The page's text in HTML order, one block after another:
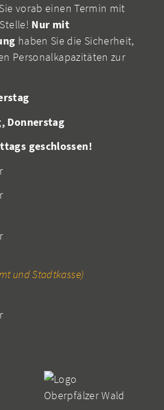
vorab einen Termin mit
Nur mit
haben Sie die Sicherheit,
Personalkapazitäten zur
Donnerstag
geschlossen!
und Stadtkasse)